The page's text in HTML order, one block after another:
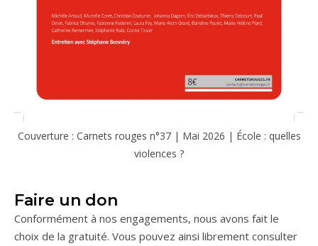
Couverture : Carnets rouges n°37 | Mai 2026 | École : quelles
violences ?
Faire un don
Conformément à nos engagements, nous avons fait le
choix de la gratuité. Vous pouvez ainsi librement consulter